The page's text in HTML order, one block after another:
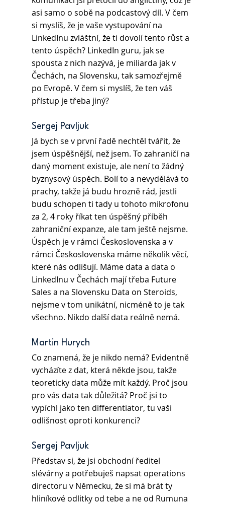
asi samo o sobě na podcastový díl. V čem
si myslíš, že je vaše vystupování na
LinkedInu zvláštní, že ti dovolí tento růst a
tento úspěch? LinkedIn guru, jak se
spousta z nich nazývá, je miliarda jak v
Čechách, na Slovensku, tak samozřejmě
po Evropě. V čem si myslíš, že ten váš
přístup je třeba jiný?
Sergej Pavljuk
Já bych se v první řadě nechtěl tvářit, že
jsem úspěšnější, než jsem. To zahraničí na
daný moment existuje, ale není to žádný
byznysový úspěch. Bolí to a nevydělává to
prachy, takže já budu hrozně rád, jestli
budu schopen ti tady u tohoto mikrofonu
za 2, 4 roky říkat ten úspěšný příběh
zahraniční expanze, ale tam ještě nejsme.
Úspěch je v rámci Československa a v
rámci Československa máme několik věcí,
které nás odlišují. Máme data a data o
LinkedInu v Čechách mají třeba Future
Sales a na Slovensku Data on Steroids,
nejsme v tom unikátní, nicméně to je tak
všechno. Nikdo další data reálně nemá.
Martin Hurych
Co znamená, že je nikdo nemá? Evidentně
vycházíte z dat, která někde jsou, takže
teoreticky data může mít každý. Proč jsou
pro vás data tak důležitá? Proč jsi to
vypíchl jako ten differentiator, tu vaši
odlišnost oproti konkurenci?
Sergej Pavljuk
Představ si, že jsi obchodní ředitel
slévárny a potřebuješ napsat operations
directoru v Německu, že si má brát ty
hliníkové odlitky od tebe a ne od Rumuna